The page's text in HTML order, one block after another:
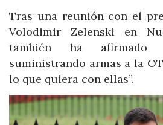
Tras una reunión con el
Volodimir Zelenski en
también ha afirmado
suministrando armas a la
lo que quiera con ellas”.